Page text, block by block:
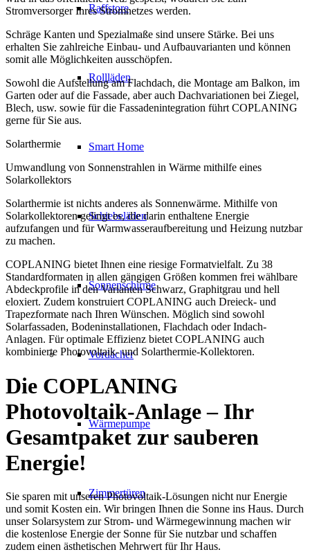
Raffstore
Rollläden
Smart Home
Schiebeläden
Sonnenschirme
Vordächer
Wärmepumpe
Zimmertüren
Stromversorger Ihres Stromnetzes werden.
Schräge Kanten und Spezialmaße sind unsere Stärke. Bei uns
erhalten Sie zahlreiche Einbau- und Aufbauvarianten und können
somit alle Möglichkeiten ausschöpfen.
Sowohl die Aufstellung am Flachdach, die Montage am Balkon, im
Garten oder auf die Fassade, aber auch Dachvariationen bei Ziegel,
Blech, usw. sowie für die Fassadenintegration führt COPLANING
gerne für Sie aus.
Solarthermie
Umwandlung von Sonnenstrahlen in Wärme mithilfe eines
Solarkollektors
Solarthermie ist nichts anderes als Sonnenwärme. Mithilfe von
Solarkollektoren gelingt es, die darin enthaltene Energie
aufzufangen und für Warmwasseraufbereitung und Heizung nutzbar
zu machen.
COPLANING bietet Ihnen eine riesige Formatvielfalt. Zu 38
Standardformaten in allen gängigen Größen kommen frei wählbare
Abdeckprofile in den Varianten Schwarz, Graphitgrau und hell
eloxiert. Zudem konstruiert COPLANING auch Dreieck- und
Trapezformate nach Ihren Wünschen. Möglich sind sowohl
Solarfassaden, Bodeninstallationen, Flachdach oder Indach-
Anlagen. Für optimale Effizienz bietet COPLANING auch
kombinierte Photovoltaik- und Solarthermie-Kollektoren.
Die COPLANING
Photovoltaik-Anlage – Ihr
Gesamtpaket zur sauberen
Energie!
Sie sparen mit unseren Photovoltaik-Lösungen nicht nur Energie
und somit Kosten ein. Wir bringen Ihnen die Sonne ins Haus. Durch
unser Solarsystem zur Strom- und Wärmegewinnung machen wir
die kostenlose Energie der Sonne für Sie nutzbar und schaffen
zudem einen ästhetischen Mehrwert für Ihr Haus.